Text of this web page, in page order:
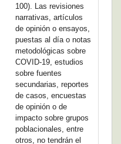
100). Las revisiones
narrativas, artículos
de opinión o ensayos,
puestas al día o notas
metodológicas sobre
COVID-19, estudios
sobre fuentes
secundarias, reportes
de casos, encuestas
de opinión o de
impacto sobre grupos
poblacionales, entre
otros, no tendrán el